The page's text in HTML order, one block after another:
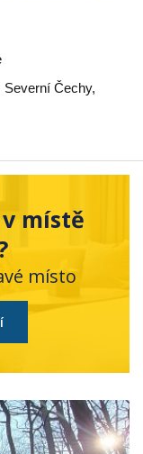
Severní Čechy,
místě
místo